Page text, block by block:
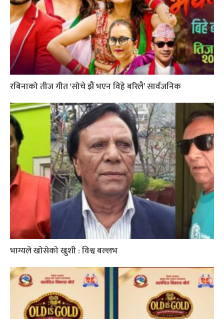
रबिनाको तीज गीत ‘सोचे झैं भएन विहे बरिलै’ सार्वजनिक
भाग्यले खोसेको खुशी : विश्व बल्लभ